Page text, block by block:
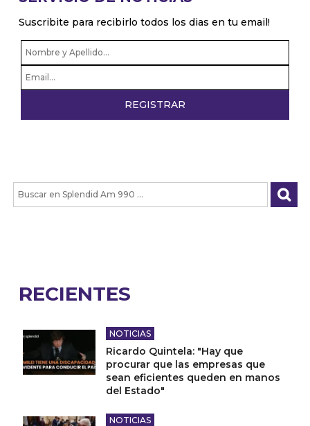
Suscribite para recibirlo todos los dias en tu email!
RECIENTES
NOTICIAS
Ricardo Quintela: "Hay que
procurar que las empresas que
sean eficientes queden en manos
del Estado"
NOTICIAS